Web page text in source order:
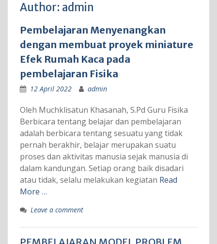
Author: admin
Pembelajaran Menyenangkan
dengan membuat proyek miniature
Efek Rumah Kaca pada
pembelajaran Fisika
12 April 2022 admin
Oleh Muchklisatun Khasanah, S.Pd Guru Fisika
Berbicara tentang belajar dan pembelajaran
adalah berbicara tentang sesuatu yang tidak
pernah berakhir, belajar merupakan suatu
proses dan aktivitas manusia sejak manusia di
dalam kandungan. Setiap orang baik disadari
atau tidak, selalu melakukan kegiatan Read
More …
Leave a comment